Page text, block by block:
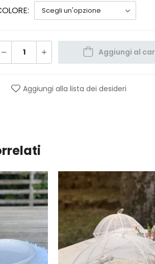
Aggiungi al
Aggiungi alla lista dei desideri